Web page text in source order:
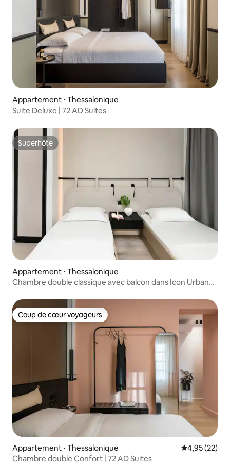
Appartement ⋅ Thessalonique
Suite Deluxe | 72 AD Suites
Superhôte
Superhôte
Appartement ⋅ Thessalonique
Chambre double classique avec balcon dans Icon Urban
Coup de cœur voyageurs
Coup de cœur voyageurs
Appartement ⋅ Thessalonique Évaluation
4,95 (22)
Chambre double Confort | 72 AD Suites